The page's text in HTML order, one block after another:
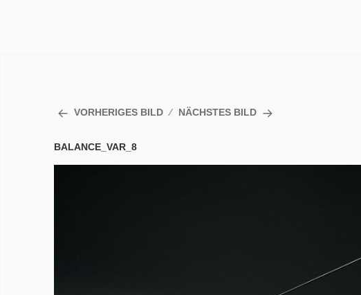
VORHERIGES BILD NÄCHSTES BILD
BALANCE_VAR_8